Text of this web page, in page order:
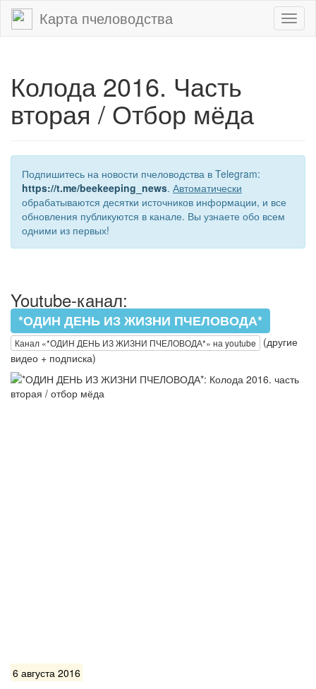
Карта пчеловодства
Колода 2016. Часть
вторая / Отбор мёда
Подпишитесь на новости пчеловодства в Telegram:
https://t.me/beekeeping_news. Автоматически
обрабатываются десятки источников информации, и все
обновления публикуются в канале. Вы узнаете обо всем
одними из первых!
Youtube-канал:
*ОДИН ДЕНЬ ИЗ ЖИЗНИ ПЧЕЛОВОДА*
Канал «*ОДИН ДЕНЬ ИЗ ЖИЗНИ ПЧЕЛОВОДА*» на youtube
(другие
видео + подписка)
6 августа 2016